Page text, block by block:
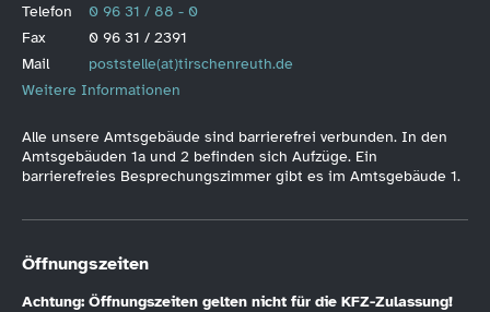
Telefon
0 96 31 / 88 - 0
Fax
0 96 31 / 2391
Mail
poststelle(at)tirschenreuth.de
Weitere Informationen
Alle unsere Amtsgebäude sind barrierefrei verbunden. In den
Amtsgebäuden 1a und 2 befinden sich Aufzüge. Ein
barrierefreies Besprechungszimmer gibt es im Amtsgebäude 1.
Öffnungszeiten
Achtung: Öffnungszeiten gelten nicht für die KFZ-Zulassung!